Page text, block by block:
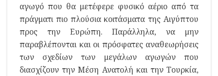
αγωγό που θα μετέφερε φυσικό αέριο από τα
πράγματι πιο πλούσια κοιτάσματα της Αιγύπτου
προς την Ευρώπη. Παράλληλα, να μην
παραβλέπονται και οι πρόσφατες αναθεωρήσεις
των σχεδίων των μεγάλων αγωγών που
διασχίζουν την Μέση Ανατολή και την Τουρκία,